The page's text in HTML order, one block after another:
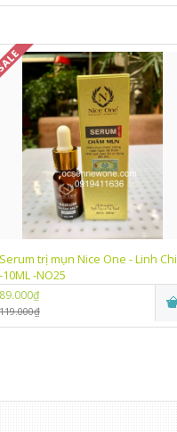
Serum trị mụn Nice One - Linh Chi
-10ML -NO25
89.000₫
119.000₫